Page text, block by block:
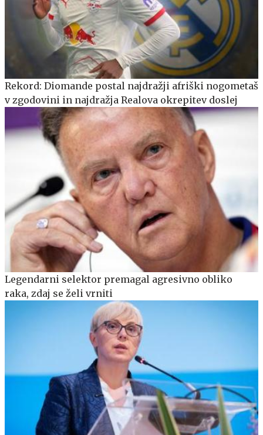
Rekord: Diomande postal najdražji afriški nogometaš
v zgodovini in najdražja Realova okrepitev doslej
Legendarni selektor premagal agresivno obliko
raka, zdaj se želi vrniti